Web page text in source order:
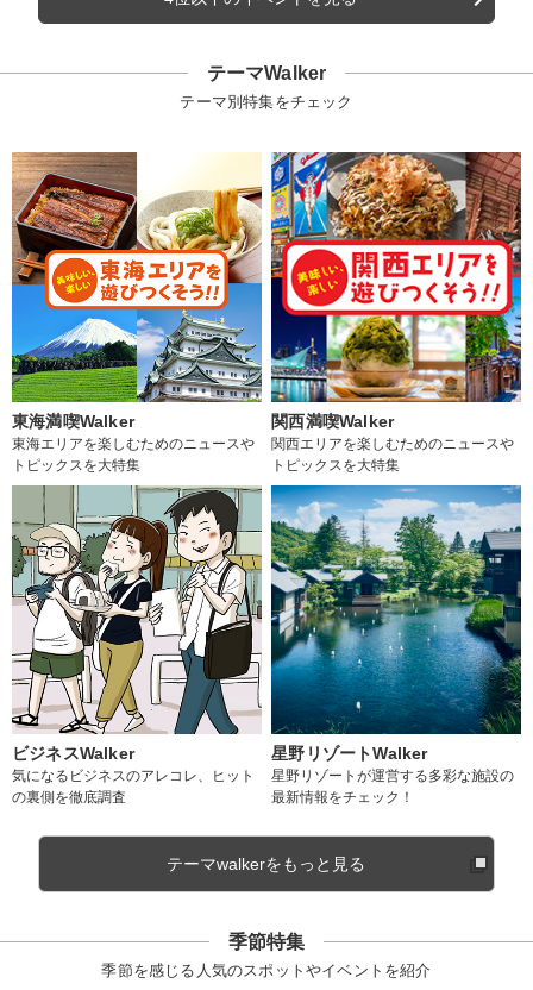
テーマWalker
テーマ別特集をチェック
東海満喫Walker
東海エリアを楽しむためのニュースや
トピックスを大特集
関西満喫Walker
関西エリアを楽しむためのニュースや
トピックスを大特集
ビジネスWalker
気になるビジネスのアレコレ、ヒット
の裏側を徹底調査
星野リゾートWalker
星野リゾートが運営する多彩な施設の
最新情報をチェック！
テーマwalkerをもっと見る
季節特集
季節を感じる人気のスポットやイベントを紹介